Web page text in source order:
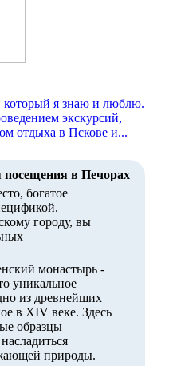
в Печорах
богатое
городу, вы
монастырь -
уникальное
из древнейших
в XIV веке. Здесь
образцы
природы.
который я знаю и люблю.
экскурсий,
отдыха в Пскове и...